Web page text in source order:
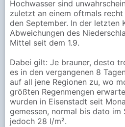
Hochwasser sind
zuletzt an einem oftmals
den September. In der letzten
Abweichungen des
Mittel seit dem 1.9.
Dabei gilt: Je brauner, desto
es in den vergangenen 8
auf all jene Regionen zu, wo
größten Regenmengen
wurden in Eisenstadt seit
gemessen, normal bis dato im
jedoch 28 l/m².